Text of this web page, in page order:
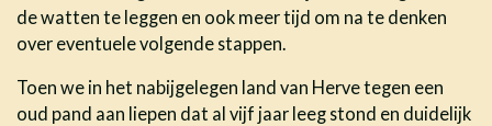
de watten te leggen en ook meer tijd om na te denken
over eventuele volgende stappen.
Toen we in het nabijgelegen land van Herve tegen een
oud pand aan liepen dat al vijf jaar leeg stond en duidelijk